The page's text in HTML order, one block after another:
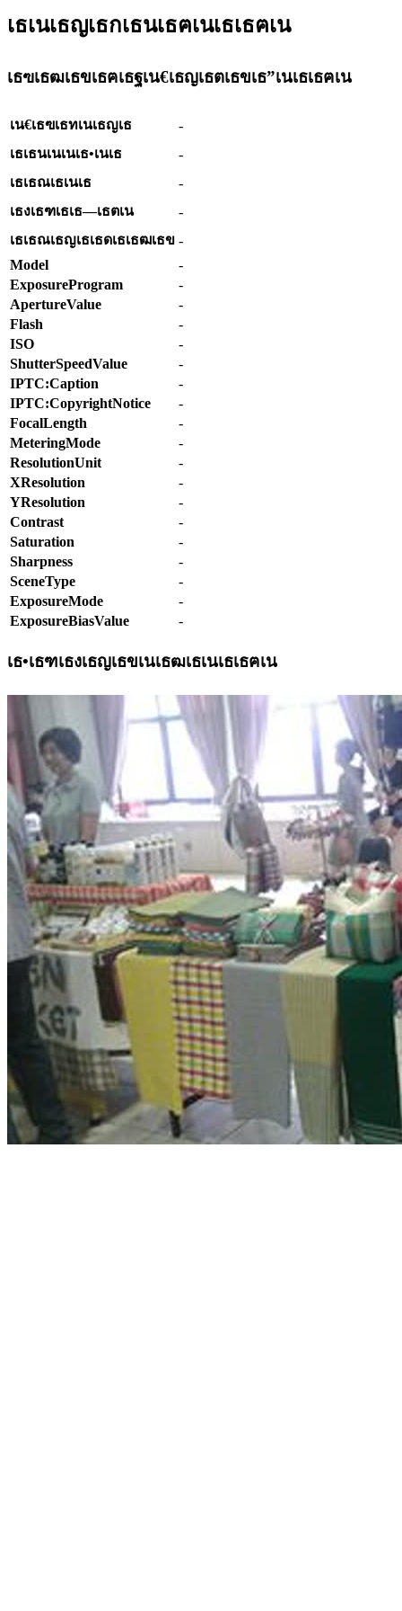
เธเนเธญเธกเธนเธฅเนเธเธฅเน
เธฃเธฒเธขเธฅเธฐเน€เธญเธตเธขเธ”เนเธเธฅเน
เน€เธฃเธทเนเธญเธ
-
เธเธนเนเนเธ•เนเธ
-
เธเธณเธเนเธ
-
เธงเธฑเธเธ—เธตเน
-
เธเธณเธญเธเธดเธเธฒเธข -
Model
-
ExposureProgram
-
ApertureValue
-
Flash
-
ISO
-
ShutterSpeedValue
-
IPTC:Caption
-
IPTC:CopyrightNotice
-
FocalLength
-
MeteringMode
-
ResolutionUnit
-
XResolution
-
YResolution
-
Contrast
-
Saturation
-
Sharpness
-
SceneType
-
ExposureMode
-
ExposureBiasValue
-
เธ•เธฑเธงเธญเธขเนเธฒเธเนเธเธฅเน